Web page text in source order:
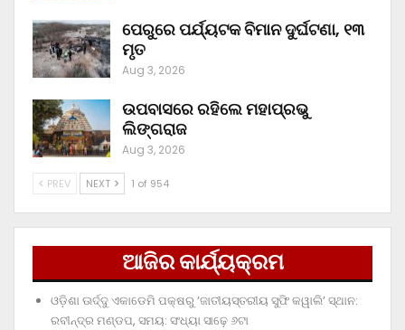
ପେରୁରେ ପର୍ଯ୍ୟଟକ ବିମାନ ଦୁର୍ଘଟଣା, ୧୩
ମୃତ
Aug 3, 2026
ଉପବାସରେ ରହିଲେ ମହାପ୍ରଭୁ
ଲିଙ୍ଗରାଜ
Aug 3, 2026
PREV NEXT 1 of 954
ଆଜିର କାର୍ଯ୍ୟକ୍ରମ
ଓଡ଼ିଶା ଊର୍ଦ୍ଦୁ ଏକାଡେମି ପକ୍ଷରୁ ‘ଜାତୀୟସ୍ତରୀୟ ସୁଫି କୱାଲି’ ସ୍ଥାନ:
ରବୀନ୍ଦ୍ର ମଣ୍ଡପ, ସମୟ: ସଂଧ୍ୟା ସାଢ଼େ ୬ଟା